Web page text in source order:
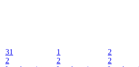
31
2
1
2
2
2